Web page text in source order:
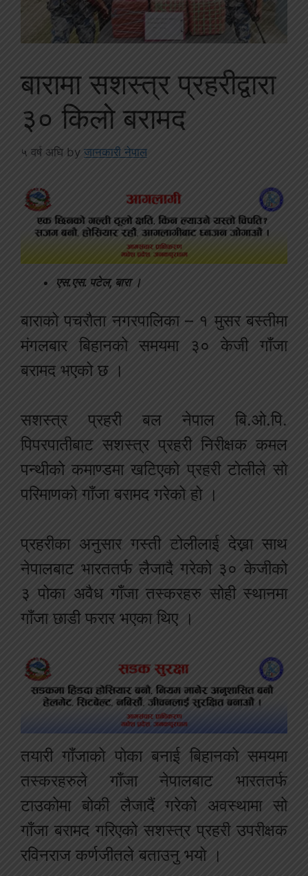
बारामा सशस्त्र प्रहरीद्वारा
३० किलो बरामद
५ वर्ष अघि by जानकारी नेपाल
एस.एस. पटेल, बारा ।
बाराको पचरौता नगरपालिका – १ मुसर बस्तीमा
मंगलबार बिहानको समयमा ३० केजी गाँजा
बरामद भएको छ ।
सशस्त्र प्रहरी बल नेपाल बि.ओ.पि.
पिपरपातीबाट सशस्त्र प्रहरी निरीक्षक कमल
पन्थीको कमाण्डमा खटिएको प्रहरी टोलीले सो
परिमाणको गाँजा बरामद गरेको हो ।
प्रहरीका अनुसार गस्ती टोलीलाई देख्ना साथ
नेपालबाट भारततर्फ लैजादै गरेको ३० केजीको
३ पोका अवैध गाँजा तस्करहरु सोही स्थानमा
गाँजा छाडी फरार भएका थिए ।
तयारी गाँजाको पोका बनाई बिहानको समयमा
तस्करहरुले गाँजा नेपालबाट भारततर्फ
टाउकोमा बोकी लैजादैं गरेको अवस्थामा सो
गाँजा बरामद गरिएको सशस्त्र प्रहरी उपरीक्षक
रविनराज कर्णजीतले बताउनु भयो ।